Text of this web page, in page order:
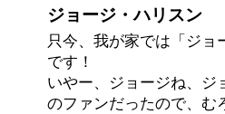
ジョージ・ハリスン
只今、我が家では「ジョ
です！
いやー、ジョージね、ジ
のファンだったので、む